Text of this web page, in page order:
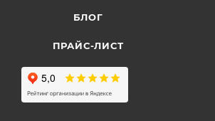
БЛОГ
ПРАЙС-ЛИСТ